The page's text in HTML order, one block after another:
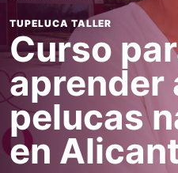
TUPELUCA TALLER
Curso
aprender
pelucas
en